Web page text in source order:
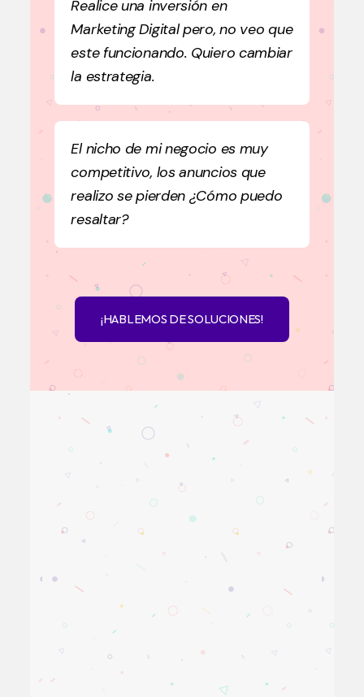
Realice una inversión en
Marketing Digital pero, no veo que
este funcionando. Quiero cambiar
la estrategia.
El nicho de mi negocio es muy
competitivo, los anuncios que
realizo se pierden ¿Cómo puedo
resaltar?
¡HABLEMOS DE SOLUCIONES!